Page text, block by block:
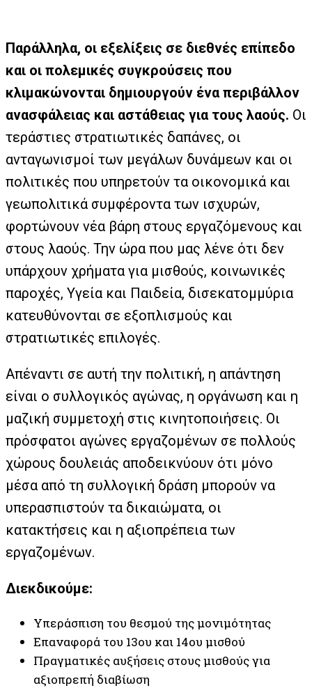
Παράλληλα, οι εξελίξεις σε διεθνές επίπεδο
και οι πολεμικές συγκρούσεις που
κλιμακώνονται δημιουργούν ένα περιβάλλον
ανασφάλειας και αστάθειας για τους λαούς. Οι
τεράστιες στρατιωτικές δαπάνες, οι
ανταγωνισμοί των μεγάλων δυνάμεων και οι
πολιτικές που υπηρετούν τα οικονομικά και
γεωπολιτικά συμφέροντα των ισχυρών,
φορτώνουν νέα βάρη στους εργαζόμενους και
στους λαούς. Την ώρα που μας λένε ότι δεν
υπάρχουν χρήματα για μισθούς, κοινωνικές
παροχές, Υγεία και Παιδεία, δισεκατομμύρια
κατευθύνονται σε εξοπλισμούς και
στρατιωτικές επιλογές.
Απέναντι σε αυτή την πολιτική, η απάντηση
είναι ο συλλογικός αγώνας, η οργάνωση και η
μαζική συμμετοχή στις κινητοποιήσεις. Οι
πρόσφατοι αγώνες εργαζομένων σε πολλούς
χώρους δουλειάς αποδεικνύουν ότι μόνο
μέσα από τη συλλογική δράση μπορούν να
υπερασπιστούν τα δικαιώματα, οι
κατακτήσεις και η αξιοπρέπεια των
εργαζομένων.
Διεκδικούμε:
Υπεράσπιση του θεσμού της μονιμότητας
Επαναφορά του 13ου και 14ου μισθού
Πραγματικές αυξήσεις στους μισθούς για
αξιοπρεπή διαβίωση